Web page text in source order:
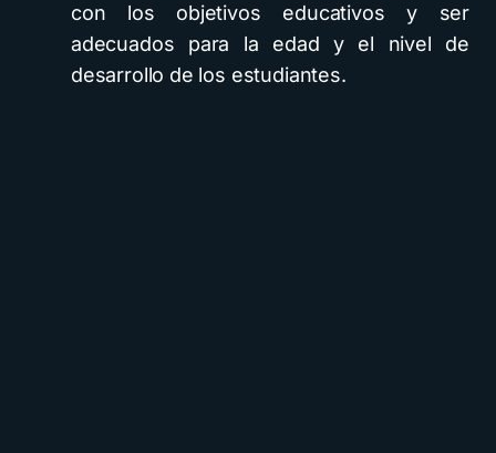
con los objetivos educativos y ser
adecuados para la edad y el nivel de
desarrollo de los estudiantes.